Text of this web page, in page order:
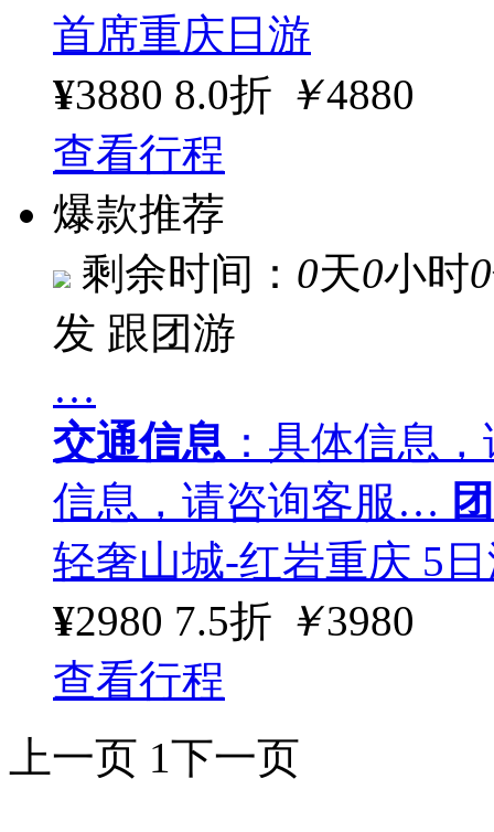
首席重庆日游
¥3880 8.0折 ￥4880
查看行程
爆款推荐
剩余时间： 0天0小时0
发 跟团游
…
交通信息 ：具体信息
信息，请咨询客服…
轻奢山城-红岩重庆 5
¥2980 7.5折 ￥3980
查看行程
上一页 1下一页